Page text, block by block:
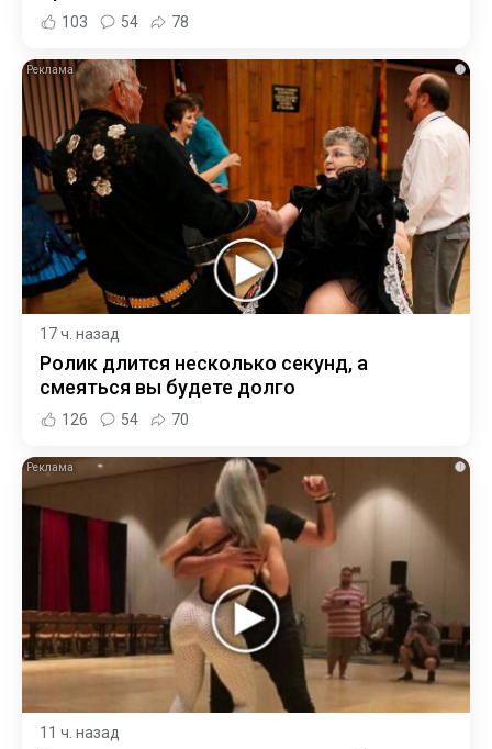
103 54 78
i
17 ч. назад
Ролик длится несколько секунд, а
смеяться вы будете долго
126 54 70
i
11 ч. назад